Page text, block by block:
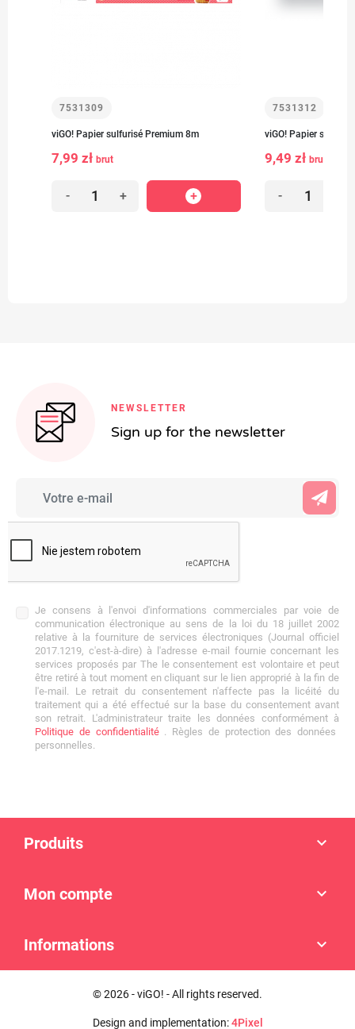
7531309
viGO! Papier sulfurisé Premium 8m
7,99 zł brut
- +
7531312
viGO! Papier
9,49 zł brut
-
NEWSLETTER
Sign up for the newsletter
Je consens à l'envoi d'informations commerciales par voie de
communication électronique au sens de la loi du 18 juillet 2002
relative à la fourniture de services électroniques (Journal officiel
2017.1219, c'est-à-dire) à l'adresse e-mail fournie concernant les
services proposés par The le consentement est volontaire et peut
être retiré à tout moment en cliquant sur le lien approprié à la fin de
l'e-mail. Le retrait du consentement n'affecte pas la licéité du
traitement qui a été effectué sur la base du consentement avant
son retrait. L'administrateur traite les données conformément à
Politique de confidentialité. Règles de protection des données
personnelles.
Produits 
Mon compte 
Informations 
© 2026 - viGO! - All rights reserved.
Design and implementation:4Pixel